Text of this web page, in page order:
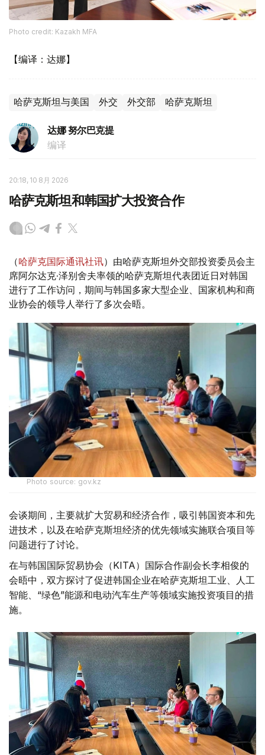
Photo credit: Kazakh MFA
【编译：达娜】
哈萨克斯坦与美国 外交 外交部 哈萨克斯坦
达娜 努尔巴克提
编译
20:18, 10 8月 2026
哈萨克斯坦和韩国扩大投资合作
（哈萨克国际通讯社讯）由哈萨克斯坦外交部投资委员会主
席阿尔达克·泽别舍夫率领的哈萨克斯坦代表团近日对韩国
进行了工作访问，期间与韩国多家大型企业、国家机构和商
业协会的领导人举行了多次会晤。
Photo source: gov.kz
会谈期间，主要就扩大贸易和经济合作，吸引韩国资本和先
进技术，以及在哈萨克斯坦经济的优先领域实施联合项目等
问题进行了讨论。
在与韩国国际贸易协会（KITA）国际合作副会长李相俊的
会晤中，双方探讨了促进韩国企业在哈萨克斯坦工业、人工
智能、“绿色”能源和电动汽车生产等领域实施投资项目的措
施。